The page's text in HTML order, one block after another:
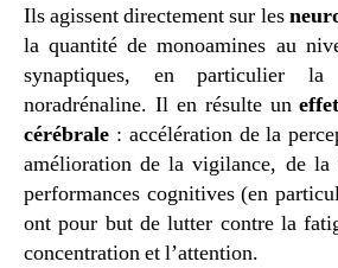
Ils agissent directement sur les
la quantité de monoamines au
synaptiques, en particulier
noradrénaline. Il en résulte un
cérébrale : accélération de la
amélioration de la vigilance, de la
performances cognitives (en
ont pour but de lutter contre la
concentration et l’attention.